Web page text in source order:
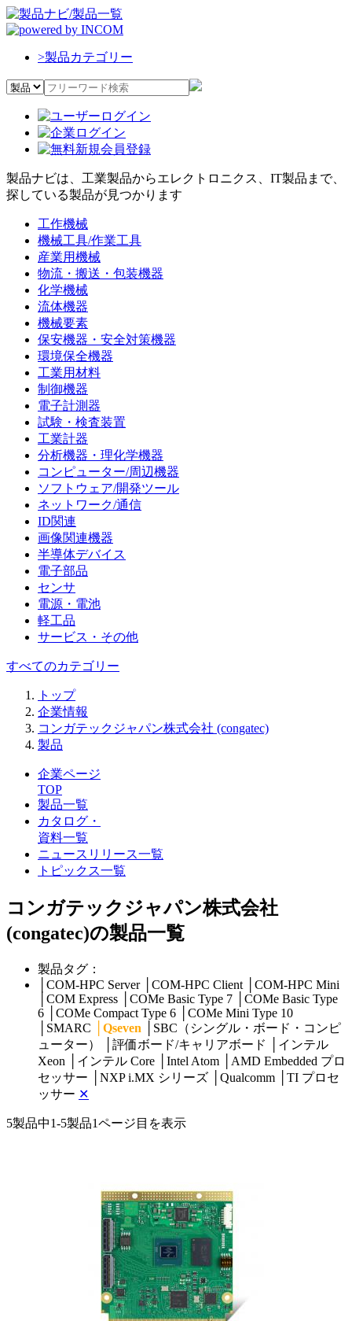
>製品カテゴリー
製品ナビは、工業製品からエレクトロニクス、IT製品まで、
探している製品が見つかります
工作機械
機械工具/作業工具
産業用機械
物流・搬送・包装機器
化学機械
流体機器
機械要素
保安機器・安全対策機器
環境保全機器
工業用材料
制御機器
電子計測器
試験・検査装置
工業計器
分析機器・理化学機器
コンピューター/周辺機器
ソフトウェア/開発ツール
ネットワーク/通信
ID関連
画像関連機器
半導体デバイス
電子部品
センサ
電源・電池
軽工品
サービス・その他
すべてのカテゴリー
トップ
企業情報
コンガテックジャパン株式会社 (congatec)
製品
企業ページ
TOP
製品一覧
カタログ・
資料一覧
ニュースリリース一覧
トピックス一覧
コンガテックジャパン株式会社
(congatec)の製品一覧
製品タグ：
COM-HPC Server COM-HPC Client
COM-HPC Mini
COM Express COMe Basic Type 7
COMe Basic Type
6
COMe Compact Type 6
COMe Mini Type 10
SMARC Qseven
SBC（シングル・ボード・コンピ
ューター）
評価ボード/キャリアボード
インテル
Xeon
インテル Core Intel Atom
AMD Embedded プロ
セッサー
NXP i.MX シリーズ Qualcomm
TI プロセ
ッサー ✕
5製品中1-5製品1ページ目を表示